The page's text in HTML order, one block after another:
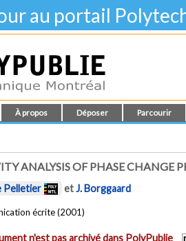
au portail
À propos Déposer Parcourir
ANALYSIS OF PHASE CHANGE
Pelletier etJ. Borggaard
écrite (2001)
n'est pas archivé dans PolyPublie